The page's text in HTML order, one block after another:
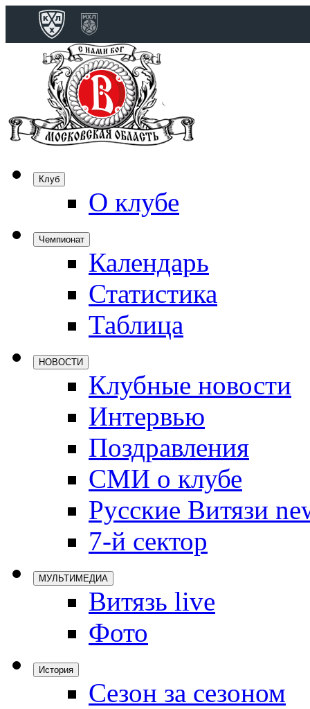
Клуб
О клубе
Чемпионат
Календарь
Статистика
Таблица
НОВОСТИ
Клубные новости
Интервью
Поздравления
СМИ о клубе
Русские Витязи
7-й сектор
МУЛЬТИМЕДИА
Витязь live
Фото
История
Сезон за сезоном